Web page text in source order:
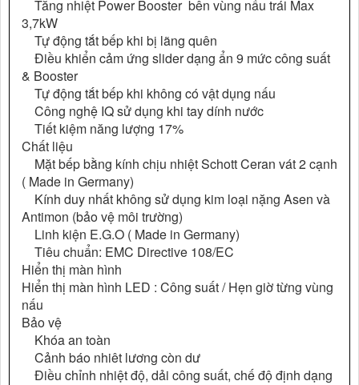
Tăng nhiệt Power Booster bên vùng nấu trái Max
3,7kW
Tự động tắt bếp khi bị lãng quên
Điều khiển cảm ứng slider dạng ẩn 9 mức công suất
& Booster
Tự động tắt bếp khi không có vật dụng nấu
Công nghệ IQ sử dụng khi tay dính nước
Tiết kiệm năng lượng 17%
Chất liệu
Mặt bếp bằng kính chịu nhiệt Schott Ceran vát 2 cạnh
( Made in Germany)
Kính duy nhất không sử dụng kim loại nặng Asen và
Antimon (bảo vệ môi trường)
Linh kiện E.G.O ( Made in Germany)
Tiêu chuẩn: EMC Directive 108/EC
Hiển thị màn hình
Hiển thị màn hình LED : Công suất / Hẹn giờ từng vùng
nấu
Bảo vệ
Khóa an toàn
Cảnh báo nhiêt lương còn dư
Điều chỉnh nhiệt độ, dải công suất, chế độ định dạng